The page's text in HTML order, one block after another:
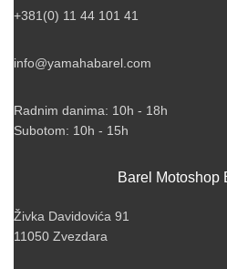
+381(0) 11 44 101 41
info@yamahabarel.com
Radnim danima: 10h - 18h
Subotom: 10h - 15h
Barel Motoshop
Živka Davidovića 91
11050 Zvezdara